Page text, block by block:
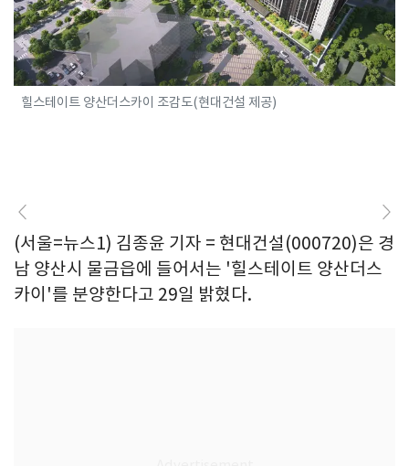
힐스테이트 양산더스카이 조감도(현대건설 제공)
(서울=뉴스1) 김종윤 기자 = 현대건설(000720)은 경
남 양산시 물금읍에 들어서는 '힐스테이트 양산더스
카이'를 분양한다고 29일 밝혔다.